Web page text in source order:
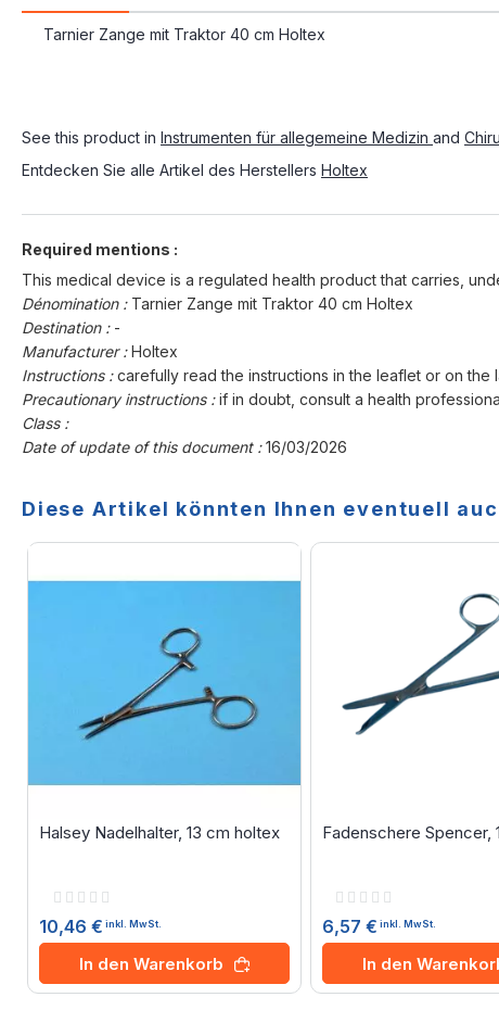
Tarnier Zange mit Traktor 40 cm Holtex
See this product in Instrumenten für allegemeine Medizin and
Entdecken Sie alle Artikel des Herstellers Holtex
Required mentions :
This medical device is a regulated health product that carries,
Dénomination : Tarnier Zange mit Traktor 40 cm Holtex
Destination : -
Manufacturer :Holtex
Instructions :carefully read the instructions in the leaflet or on the
Precautionary instructions :if in doubt, consult a health
Class :
Date of update of this document :16/03/2026
Diese Artikel könnten Ihnen eventuell
Halsey Nadelhalter, 13 cm holtex
Rating:
10,46 € inkl. MwSt.
In den Warenkorb
Fadenschere Spencer,
Rating:
6,57 € inkl. MwSt.
In den